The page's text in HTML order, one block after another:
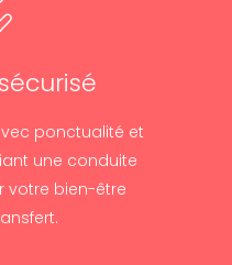
ponctualité et
une conduite
votre bien-être